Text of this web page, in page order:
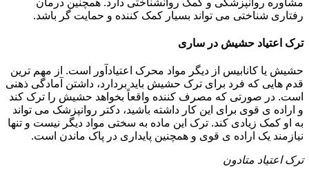
رفتاری شناختی می تواند بسیار کمک کننده و حمایت گر باشد.
ترک اعتیاد حشیش در ساری
حشیش یا کانابیس از دیگر مواد محرک اعتیادآور است. از مهم ترین
قدم هایی که فرد برای ترک حشیش باید بردارد، داشتن آمادگی ذهنی
است. در صورتی که مصرف کننده واقعاً بخواهد حشیش را ترک کند
و اراده ی قوی برای این کار داشته باشید، دکتر روانپزشک می تواند
به او کمک زیادی کند. ترک این ماده به سختی مواد دیگر نیست و تنها
نیازمند یک اراده ی قوی و همچنین پایداری در پاک ماندن است.
ترک اعتیاد متادون